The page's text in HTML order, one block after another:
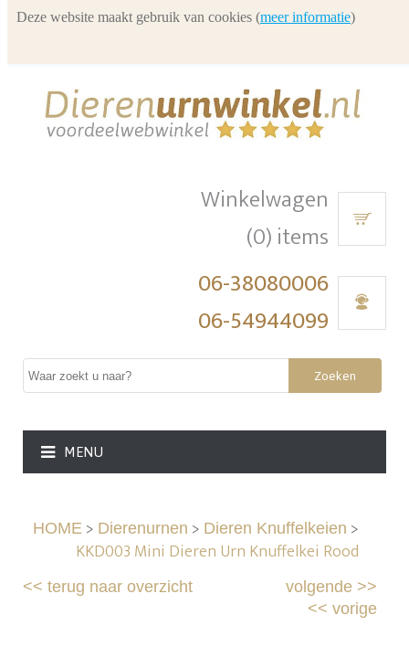
Winkelwagen
(0) items
06-38080006
06-54944099
Zoeken
MENU
HOME> Dierenurnen > Dieren Knuffelkeien >
KKD003 Mini Dieren Urn Knuffelkei Rood
<<terug naar overzicht volgende>>
<< vorige
Deze website maakt gebruik van cookies (meer informatie)